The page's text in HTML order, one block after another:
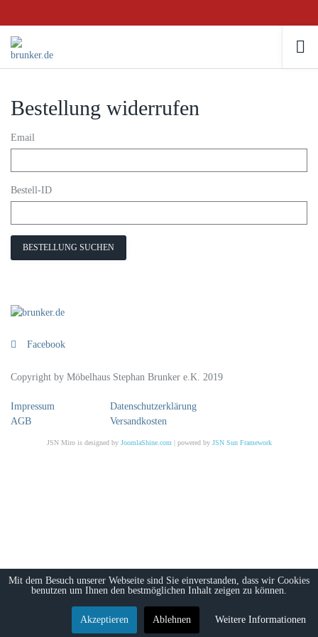
Bestellung widerrufen
Email
Bestell-ID
BESTELLUNG SUCHEN
Facebook
Copyright by Möbelhaus Stephan Brunker e.K. 2019
Impressum
Datenschutzerklärung
AGB
Versandkosten
JSN Miro is designed by JoomlaShine.com | powered by JSN Sun Framework
Mit dem Besuch unserer Webseite sind Sie einverstanden, dass wir Cookies
benutzen um Ihnen den bestmöglichen Inhalt zeigen zu können.
Akzeptieren Ablehnen Weitere Informationen